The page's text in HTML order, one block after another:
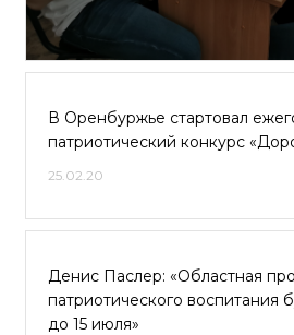
В Оренбуржье стартовал
патриотический конкурс
25.02.20
Денис Паслер: «Областная
патриотического воспитания
до 15 июля»